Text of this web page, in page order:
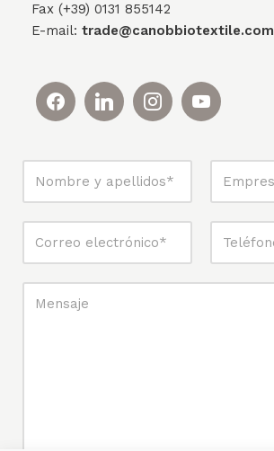
Fax (+39) 0131 855142
E-mail: trade@canobbiotextile.com